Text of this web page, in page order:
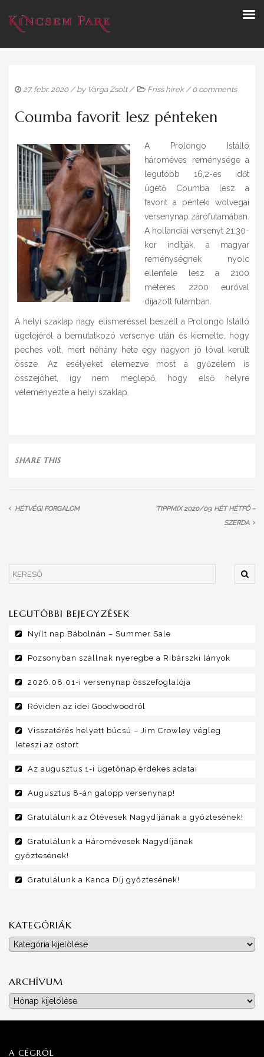
27. febr. 2020/ by Varga Zsolt/ Friss hírek/0 comments
Coumba favorit lesz pénteken
A Prolongo Istálló
hároméves reménysége a
legutóbb 16,2-es időt
ügető Coumba lesz a
favorit a pénteki wolvegai
versenynap zárófutamában.
A hollandiai versenyt 21:30-
kor indítják, a magyar
reménységnek nyolc
ellenfele lesz a 2100
méteres 2200 euróval
díjazott futamban.
A helyi szaklap nagy elismeréssel beszélt a Prolongo Istálló
ügetőjéről a bemutatkozó versenye után és kiemelte, hogy
peches volt, mert néhány hete egy nagyon jó lóval került
össze. Az esélyeket elemezve most a győzelem is
összejöhet, így nem meglepő, hogy első helyre
véleményezte a helyi szaklap.
SHARE THIS
HÉTVÉGI FORGALOM
TIPPMIX 2020/09. HÉT HÉTFŐ –
SZERDA
LEGUTÓBBI BEJEGYZÉSEK
Nyílt nap Bábolnán – Summer Sale
Pozsonyban szállnak nyeregbe a Ribárszki lányok
2026.08.01-i versenynap összefoglalója
Röviden az idei Goodwoodról
Visszatérés helyett búcsú – Jim Crowley végleg
leteszi az ostort
Az augusztus 1-i ügetőnap érdekes adatai
Augusztus 8-án galopp versenynap!
Gratulálunk az Ötévesek Nagydíjának a győztesének!
Gratulálunk a Háromévesek Nagydíjának
győztesének!
Gratulálunk a Kanca Díj győztesének!
KATEGÓRIÁK
Kategóriák
ARCHÍVUM
Archívum
A CÉGRŐL